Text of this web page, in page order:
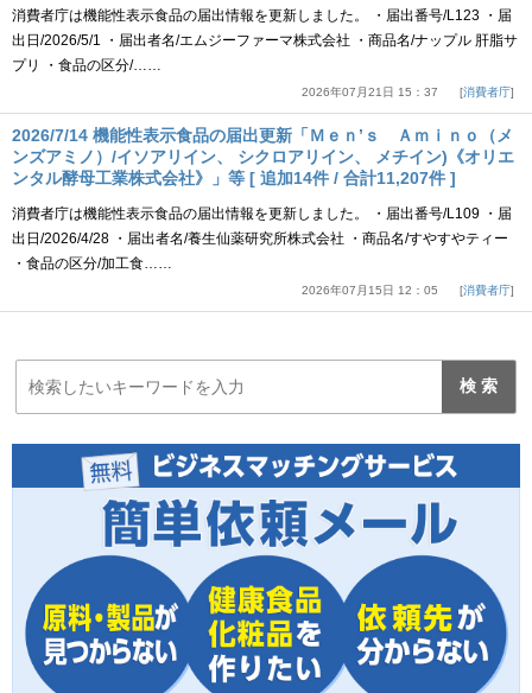
消費者庁は機能性表示食品の届出情報を更新しました。 ・届出番号/L123 ・届
出日/2026/5/1 ・届出者名/エムジーファーマ株式会社 ・商品名/ナップル 肝脂サ
プリ ・食品の区分/……
2026年07月21日 15：37 消費者庁
2026/7/14 機能性表示食品の届出更新「Ｍｅｎ’ｓ Ａｍｉｎｏ（メ
ンズアミノ）/イソアリイン、 シクロアリイン、 メチイン)《オリエ
ンタル酵母工業株式会社》」等 [ 追加14件 / 合計11,207件 ]
消費者庁は機能性表示食品の届出情報を更新しました。 ・届出番号/L109 ・届
出日/2026/4/28 ・届出者名/養生仙薬研究所株式会社 ・商品名/すやすやティー
・食品の区分/加工食……
2026年07月15日 12：05 消費者庁